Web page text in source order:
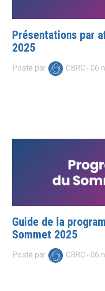
Présentations par
2025
Posté par CBRC 06
Guide de la
Sommet 2025
Posté par CBRC 06